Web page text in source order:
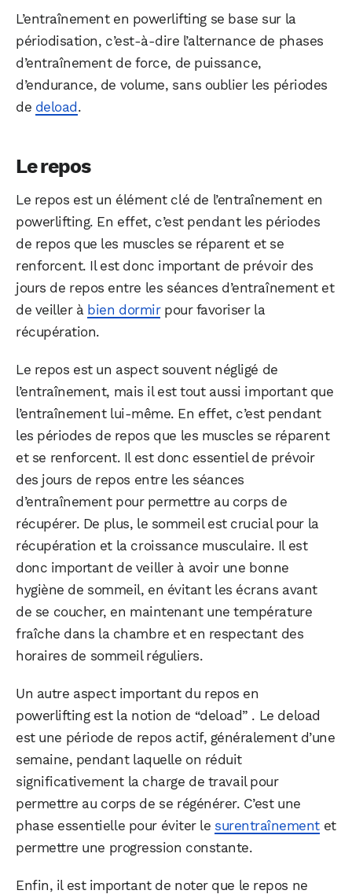
L’entraînement en powerlifting se base sur la
périodisation, c’est-à-dire l’alternance de phases
d’entraînement de force, de puissance,
d’endurance, de volume, sans oublier les périodes
de deload.
Le repos
Le repos est un élément clé de l’entraînement en
powerlifting. En effet, c’est pendant les périodes
de repos que les muscles se réparent et se
renforcent. Il est donc important de prévoir des
jours de repos entre les séances d’entraînement et
de veiller à bien dormirpour favoriser la
récupération.
Le repos est un aspect souvent négligé de
l’entraînement, mais il est tout aussi important que
l’entraînement lui-même. En effet, c’est pendant
les périodes de repos que les muscles se réparent
et se renforcent. Il est donc essentiel de prévoir
des jours de repos entre les séances
d’entraînement pour permettre au corps de
récupérer. De plus, le sommeil est crucial pour la
récupération et la croissance musculaire. Il est
donc important de veiller à avoir une bonne
hygiène de sommeil, en évitant les écrans avant
de se coucher, en maintenant une température
fraîche dans la chambre et en respectant des
horaires de sommeil réguliers.
Un autre aspect important du repos en
powerlifting est la notion de “deload” . Le deload
est une période de repos actif, généralement d’une
semaine, pendant laquelle on réduit
significativement la charge de travail pour
permettre au corps de se régénérer. C’est une
phase essentielle pour éviter le surentraînementet
permettre une progression constante.
Enfin, il est important de noter que le repos ne